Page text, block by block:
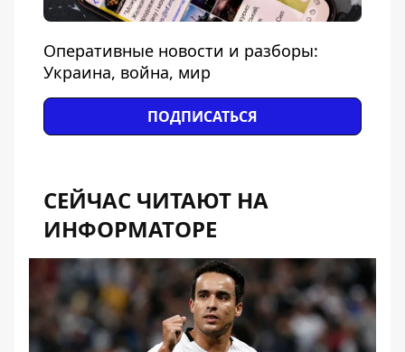
Оперативные новости и разборы:
Украина, война, мир
ПОДПИСАТЬСЯ
СЕЙЧАС ЧИТАЮТ НА
ИНФОРМАТОРЕ